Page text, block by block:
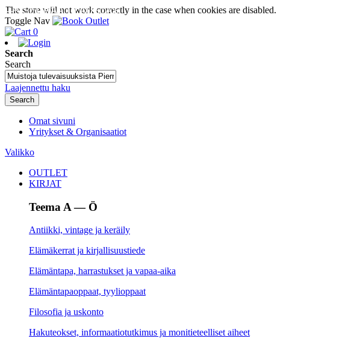
The store will not work correctly in the case when cookies are disabled.
Toggle Nav
0
Search
Search
Laajennettu haku
Search
Omat sivuni
Yritykset & Organisaatiot
Valikko
SEURAA TILAUSTASI
OUTLET
KIRJAT
Teema A — Ö
Antiikki, vintage ja keräily
Elämäkerrat ja kirjallisuustiede
Elämäntapa, harrastukset ja vapaa-aika
Elämäntapaoppaat, tyylioppaat
Filosofia ja uskonto
Hakuteokset, informaatiotutkimus ja monitieteelliset aiheet